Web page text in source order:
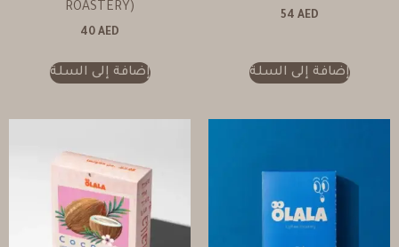
54 AED
إضافة إلى السلة
ROASTERY)
40 AED
إضافة إلى السلة